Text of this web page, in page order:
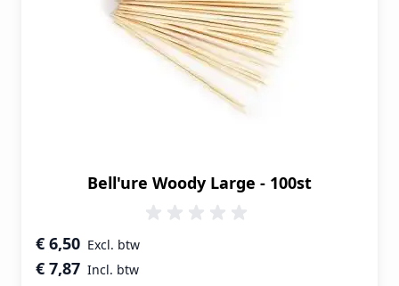
Bell'ure Woody Large - 100st
€ 7,87
€ 6,50